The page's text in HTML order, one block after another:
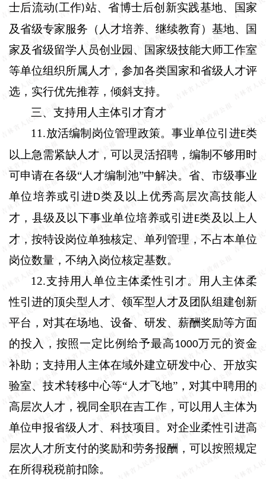
士后流动(工作)站、省博士后创新实践基地、国家
及省级专家服务（人才培养、继续教育）基地、国
家及省级留学人员创业园、国家级技能大师工作室
等单位组织所属人才，参加各类国家和省级人才评
选，实行优先推荐，倾斜支持。
三、支持用人主体引才育才
11.放活编制岗位管理政策。事业单位引进E类
以上急需紧缺人才，可以灵活招聘，编制不够用时
可申请在各级“人才编制池”中解决。省、市级事业
单位培养或引进D类及以上优秀高层次高技能人
才，县级及以下事业单位培养或引进E类及以上人
才，按特设岗位单独核定、单列管理，不占本单位
岗位数量，不纳入岗位核定基数。
12.支持用人单位主体柔性引才。 用人主体柔
性引进的顶尖型人才、领军型人才及团队组建创新
平台，对其在场地、设备、研发、薪酬奖励等方面
的投入，按照一定比例给予最高1000万元的资金
补助；支持用人主体在域外建立研发中心、开放实
验室、技术转移中心等“人才飞地”，对其中聘用的
高层次人才，视同全职在吉工作，可以用人主体为
单位申报省级人才、科技项目。对企业柔性引进高
层次人才所支付的奖励和劳务报酬，可以按照规定
在所得税税前扣除。